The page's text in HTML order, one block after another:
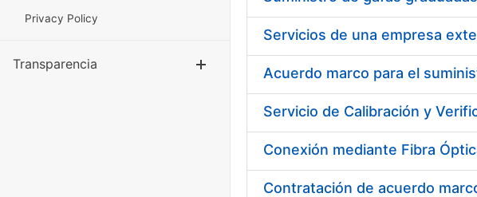
Privacy Policy
Transparencia Show/Hide
Acuerdo marco para el